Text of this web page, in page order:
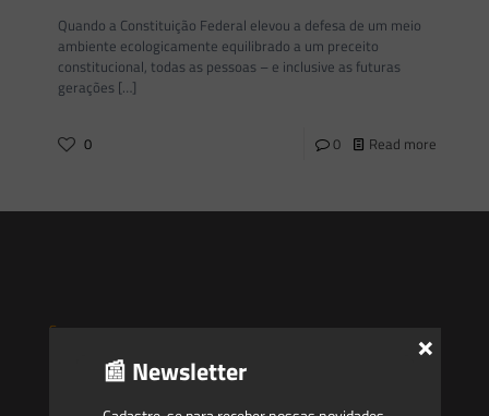
Quando a Constituição Federal elevou a defesa de um meio
ambiente ecologicamente equilibrado a um preceito
constitucional, todas as pessoas – e inclusive as futuras
gerações […]
0 0 Read more
Saes
Início📰 Newsletter
×